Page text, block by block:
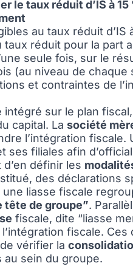
le taux réduit d’IS à
au taux réduit d’IS
réduit pour la part
seule fois, sur le
(au niveau de
et contraintes de
sur le plan
capital. La société
l’intégration fiscale.
ses filiales afin
d’en définir les
des déclarations
liasse fiscale
tête de groupe”.
fiscale, dite “liasse
l’intégration fiscale.
vérifier la
au sein du groupe.